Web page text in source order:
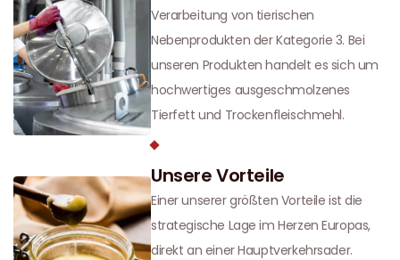
Verarbeitung von tierischen
Nebenprodukten der Kategorie 3. Bei
unseren Produkten handelt es sich um
hochwertiges ausgeschmolzenes
Tierfett und Trockenfleischmehl.
Unsere Vorteile
Einer unserer größten Vorteile ist die
strategische Lage im Herzen Europas,
direkt an einer Hauptverkehrsader.